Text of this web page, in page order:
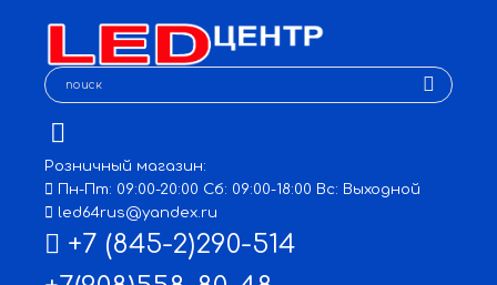
Розничный магазин:
Пн-Пт: 09:00-20:00 Сб: 09:00-18:00 Вс: Выходной
led64rus@yandex.ru
+7 (845-2)290-514